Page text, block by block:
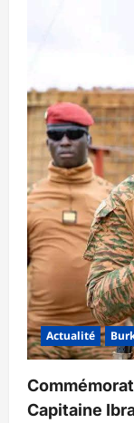
Actualité
Capitaine